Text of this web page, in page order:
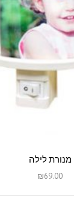
מנורת לילה
₪69.00